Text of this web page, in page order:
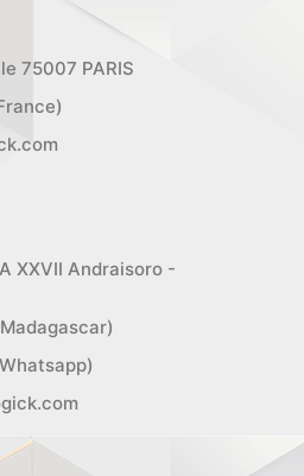
75007 PARIS
XXVII Andraisoro -